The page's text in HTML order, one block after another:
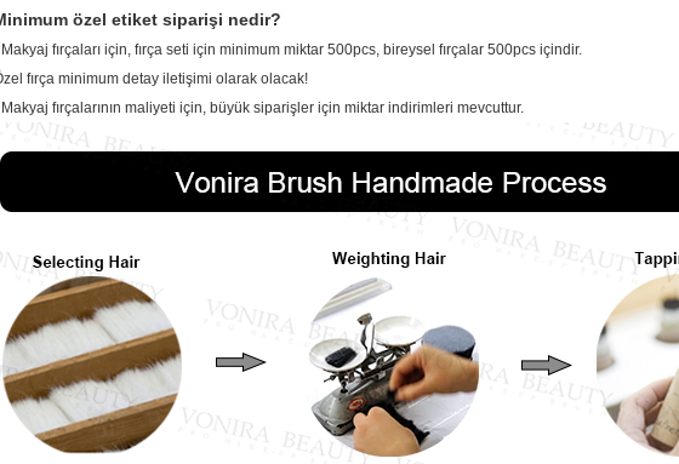
özel etiket siparişi nedir?
Makyaj fırçaları için, fırça seti için minimum miktar 500pcs, bireysel fırçalar 500pcs içindir.
fırça minimum detay iletişimi olarak olacak!
Makyaj fırçalarının maliyeti için, büyük siparişler için miktar indirimleri mevcuttur.